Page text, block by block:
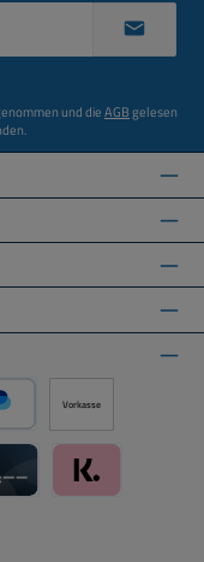
und dieAGBgelesen
über PayPal
Bezahlen über PayPal
Vorkasse